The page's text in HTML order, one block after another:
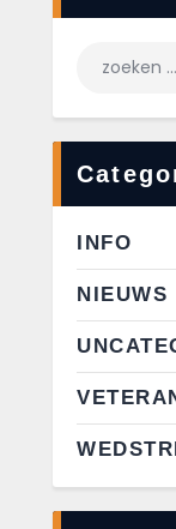
INFO
NIEUWS